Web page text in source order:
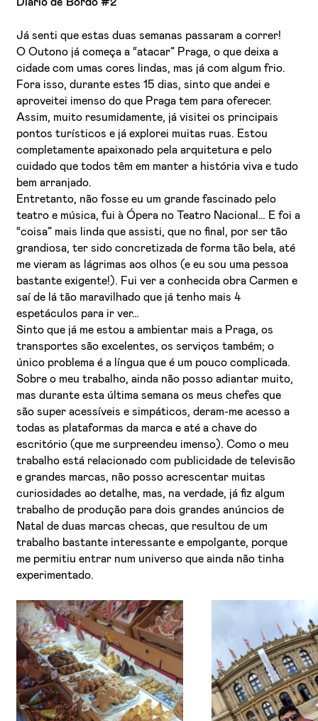
Diário de Bordo #2
Já senti que estas duas semanas passaram a correr!
O Outono já começa a “atacar” Praga, o que deixa a
cidade com umas cores lindas, mas já com algum frio.
Fora isso, durante estes 15 dias, sinto que andei e
aproveitei imenso do que Praga tem para oferecer.
Assim, muito resumidamente, já visitei os principais
pontos turísticos e já explorei muitas ruas. Estou
completamente apaixonado pela arquitetura e pelo
cuidado que todos têm em manter a história viva e tudo
bem arranjado.
Entretanto, não fosse eu um grande fascinado pelo
teatro e música, fui à Ópera no Teatro Nacional… E foi a
“coisa” mais linda que assisti, que no final, por ser tão
grandiosa, ter sido concretizada de forma tão bela, até
me vieram as lágrimas aos olhos (e eu sou uma pessoa
bastante exigente!). Fui ver a conhecida obra Carmen e
saí de lá tão maravilhado que já tenho mais 4
espetáculos para ir ver…
Sinto que já me estou a ambientar mais a Praga, os
transportes são excelentes, os serviços também; o
único problema é a língua que é um pouco complicada.
Sobre o meu trabalho, ainda não posso adiantar muito,
mas durante esta última semana os meus chefes que
são super acessíveis e simpáticos, deram-me acesso a
todas as plataformas da marca e até a chave do
escritório (que me surpreendeu imenso). Como o meu
trabalho está relacionado com publicidade de televisão
e grandes marcas, não posso acrescentar muitas
curiosidades ao detalhe, mas, na verdade, já fiz algum
trabalho de produção para dois grandes anúncios de
Natal de duas marcas checas, que resultou de um
trabalho bastante interessante e empolgante, porque
me permitiu entrar num universo que ainda não tinha
experimentado.